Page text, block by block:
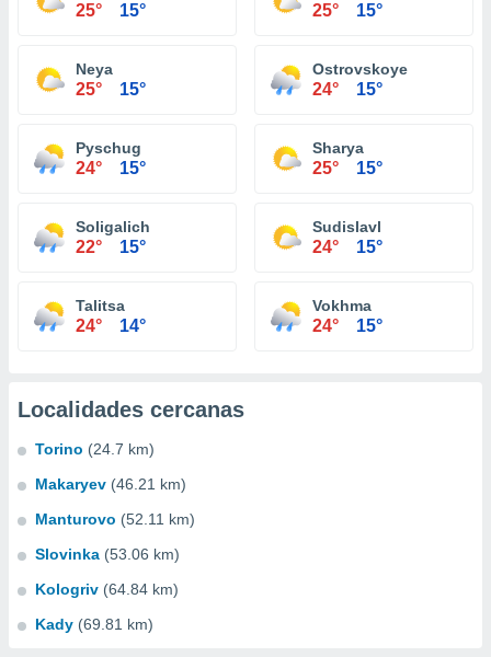
25° 15° 25° 15°
Neya
25° 15°
Ostrovskoye
24° 15°
Pyschug
24° 15°
Sharya
25° 15°
Soligalich
22° 15°
Sudislavl
24° 15°
Talitsa
24° 14°
Vokhma
24° 15°
Localidades cercanas
Torino (24.7 km)
Makaryev (46.21 km)
Manturovo (52.11 km)
Slovinka (53.06 km)
Kologriv (64.84 km)
Kady (69.81 km)